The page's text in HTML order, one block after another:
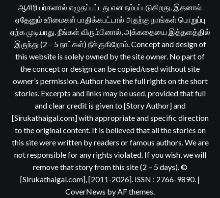
ஆசிரியர்களால் எழுதப்பட்டது என நம்பப்படுகிறது. இதனால்
ஏதேனும் உரிமைகள் பாதிக்கபட்டால் அதற்கு நாங்கள் பொறுப்பு
ஏற்க முடியாது. நீங்கள் விரும்பினால், அக்கதையை இத்தளத்தில்
இருந்து (2 – 5 நாட்கள்) நீக்குகிறோம். Concept and design of
this website is solely owned by the site owner. No part of
the concept or design can be copied/used without site
owner’s permission. Author have the full rights on the short
stories. Excerpts and links may be used, provided that full
and clear credit is given to [Story Author] and
[Sirukathaigal.com] with appropriate and specific direction
to the original content. It is believed that all the stories on
this site were written by readers or famous authors. We are
not responsible for any rights violated. If you wish, we will
remove that story from this site (2 – 5 days). ©
[Sirukathaigal.com], [2011-2026]. ISSN : 2766-9890. |
CoverNews by AF themes.